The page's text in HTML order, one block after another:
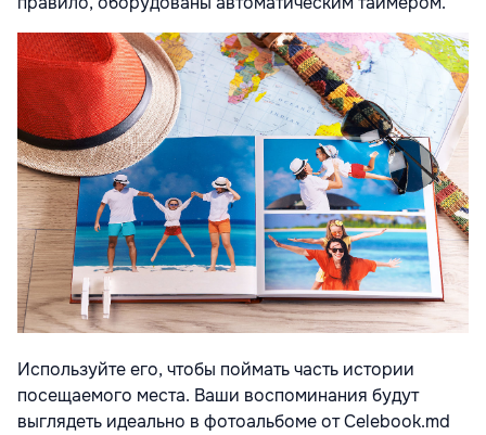
Используйте его, чтобы поймать часть истории
посещаемого места. Ваши воспоминания будут
выглядеть идеально в фотоальбоме от Celebook.md